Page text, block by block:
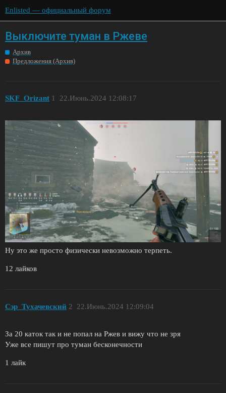
Enlisted — официальный форум
Выключите туман в Ржеве
Архив
Предложения (Архив)
SKF_Orizant 22.Июнь.2024 12:08:17
1
Ну это же просто физически невозможно терпеть.
12 лайков
Сэр_Тухачевский 22.Июнь.2024 12:09:04
2
За 20 каток так и не попал на Ржев и вижу что не зря
Уже все пишут про туман бесконечности
1 лайк